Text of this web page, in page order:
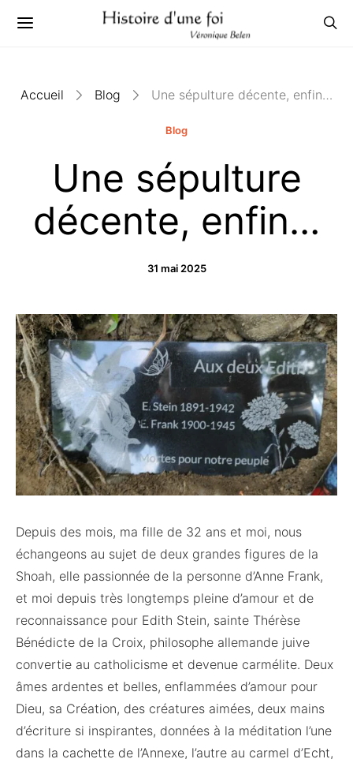
Accueil Blog Une sépulture décente, enfin…
Blog
Une sépulture
décente, enfin…
31 mai 2025
Depuis des mois, ma fille de 32 ans et moi, nous
échangeons au sujet de deux grandes figures de la
Shoah, elle passionnée de la personne d’Anne Frank,
et moi depuis très longtemps pleine d’amour et de
reconnaissance pour Edith Stein, sainte Thérèse
Bénédicte de la Croix, philosophe allemande juive
convertie au catholicisme et devenue carmélite. Deux
âmes ardentes et belles, enflammées d’amour pour
Dieu, sa Création, des créatures aimées, deux mains
d’écriture si inspirantes, données à la méditation l’une
dans la cachette de l’Annexe, l’autre au carmel d’Echt,